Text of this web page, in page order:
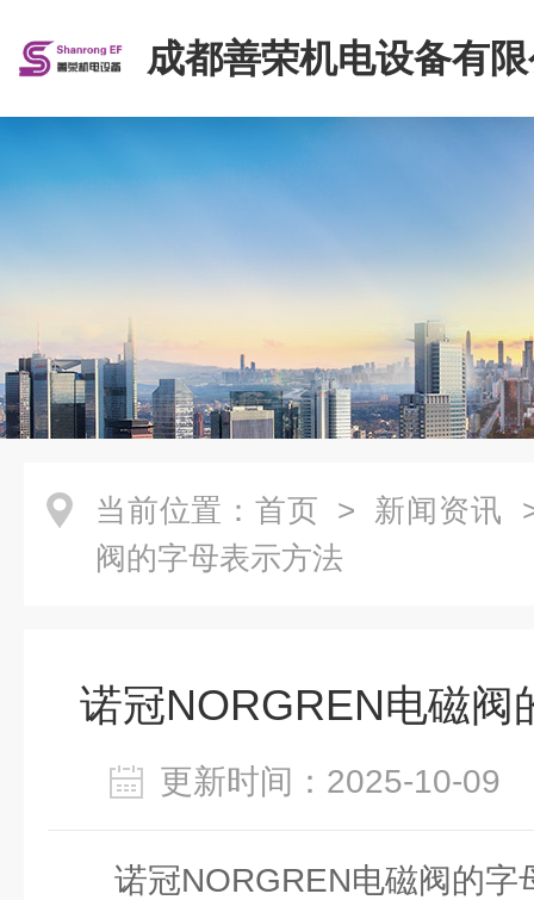
成都善荣机电设备有
当前位置： 首页 > 新闻资讯
阀的字母表示方法
诺冠NORGREN电磁阀
更新时间：2025-10-
诺冠NORGREN电磁阀的字